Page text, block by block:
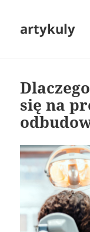
artykuly
się na